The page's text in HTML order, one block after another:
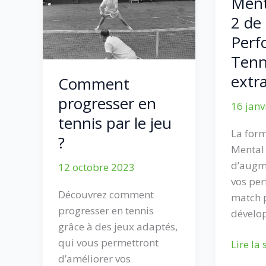
Comment
progresser en
tennis par le jeu
?
12 octobre 2023
Découvrez comment
progresser en tennis
grâce à des jeux adaptés,
qui vous permettront
d’améliorer vos
2 de
16
La
vos
match
Muscle
Lire la